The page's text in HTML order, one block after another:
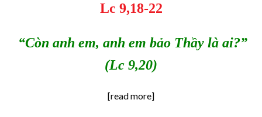
Lc 9,18-22
“Còn anh em, anh em bảo Thầy là ai?”
(Lc 9,20)
[read more]